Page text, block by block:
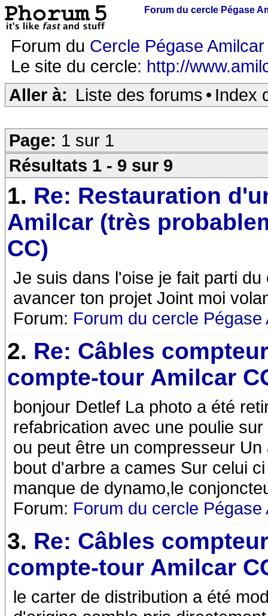
Forum du cercle Pégase
Forum du Cercle Pégase Amilcar
Le site du cercle: http://
Aller à: Liste des forums • Index
Page: 1 sur 1
Résultats 1 - 9 sur 9
1. Re: Restauration
Amilcar (très
CC)
Je suis dans l'oise je fait parti
avancer ton projet Joint moi
Forum: Forum du cercle Pégase
2. Re: Câbles
compte-tour Amilcar
bonjour Detlef La photo a été
refabrication avec une poulie
ou peut être un compresseur
bout d'arbre a cames Sur celui
manque de dynamo,le
Forum: Forum du cercle Pégase
3. Re: Câbles
compte-tour Amilcar
le carter de distribution a été